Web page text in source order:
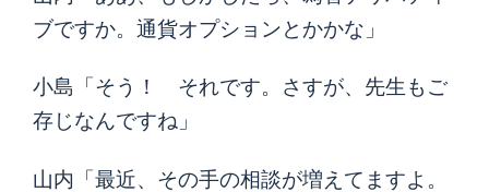
ブですか。通貨オプションとかかな」
小島「そう！ それです。さすが、先生もご
存じなんですね」
山内「最近、その手の相談が増えてますよ。